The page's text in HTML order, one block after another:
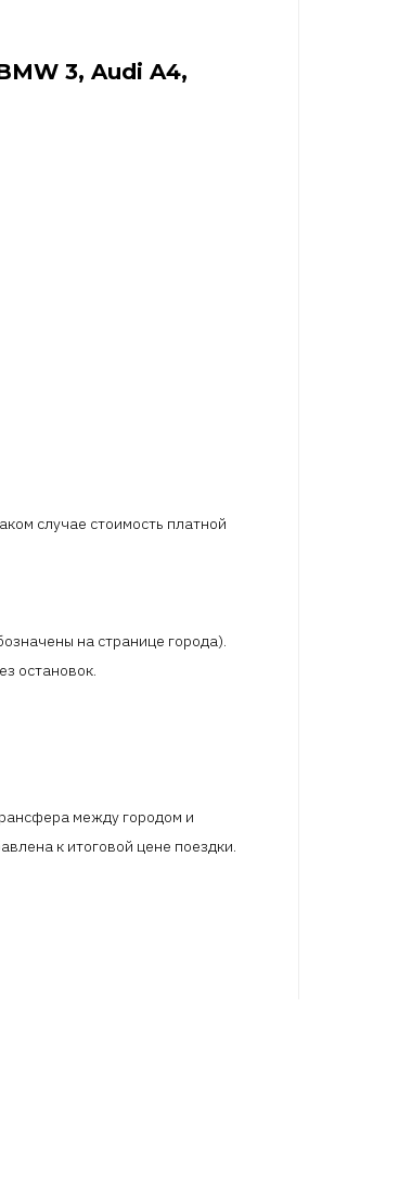
3, Audi A4,
случае стоимость платной
на странице города).
остановок.
между городом и
к итоговой цене поездки.